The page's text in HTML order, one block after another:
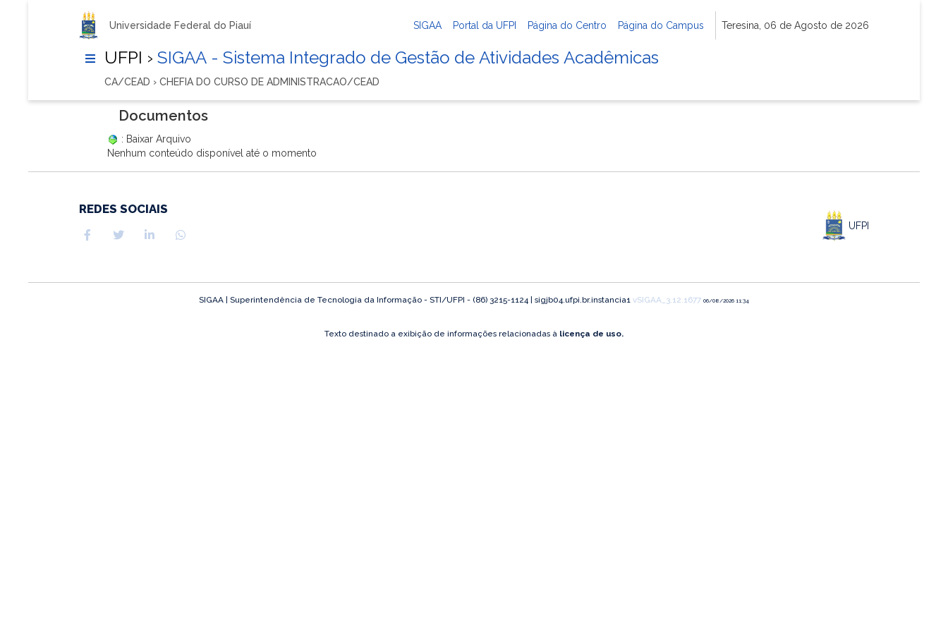
Universidade Federal do Piauí SIGAA Portal da UFPI Página do Centro Página do Campus Teresina, 06 de Agosto de 2026
UFPI › SIGAA - Sistema Integrado de Gestão de Atividades Acadêmicas
CA/CEAD › CHEFIA DO CURSO DE ADMINISTRACAO/CEAD
Documentos
: Baixar Arquivo
Nenhum conteúdo disponível até o momento
REDES SOCIAIS
UFPI
SIGAA | Superintendência de Tecnologia da Informação - STI/UFPI - (86) 3215-1124 | sigjb04.ufpi.br.instancia1 vSIGAA_3.12.1677 06/08/2026 11:34
Texto destinado a exibição de informações relacionadas à licença de uso.